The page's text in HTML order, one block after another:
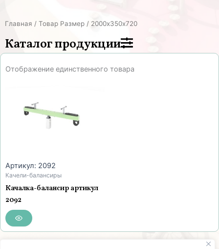
Главная / Товар Размер / 2000х350х720
Каталог продукции
Отображение единственного товара
Артикул: 2092
Качели-балансиры
Качалка-балансир артикул
2092